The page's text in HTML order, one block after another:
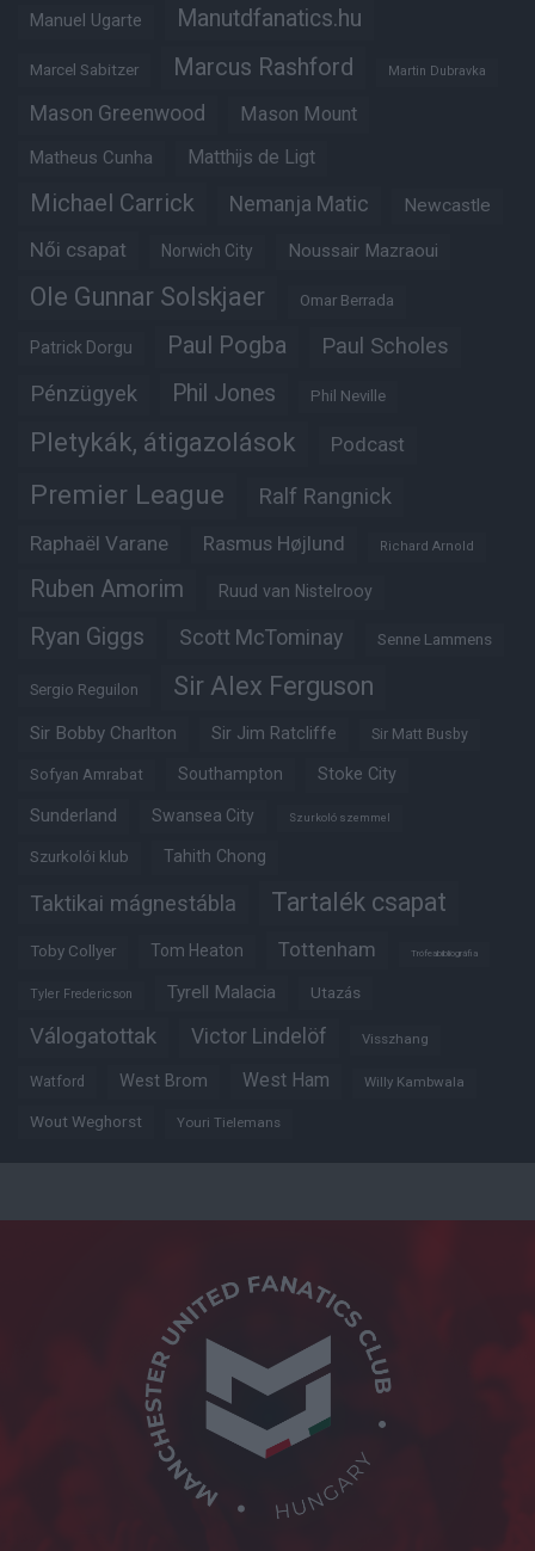
Manuel Ugarte Manutdfanatics.hu
Marcel Sabitzer Marcus Rashford Martin Dubravka
Mason Greenwood Mason Mount
Matheus Cunha Matthijs de Ligt
Michael Carrick Nemanja Matic Newcastle
Női csapat Norwich City Noussair Mazraoui
Ole Gunnar Solskjaer Omar Berrada
Patrick Dorgu Paul Pogba Paul Scholes
Pénzügyek Phil Jones Phil Neville
Pletykák, átigazolások Podcast
Premier League Ralf Rangnick
Raphaël Varane Rasmus Højlund Richard Arnold
Ruben Amorim Ruud van Nistelrooy
Ryan Giggs Scott McTominay Senne Lammens
Sergio Reguilon Sir Alex Ferguson
Sir Bobby Charlton Sir Jim Ratcliffe Sir Matt Busby
Sofyan Amrabat Southampton Stoke City
Sunderland Swansea City Szurkoló szemmel
Szurkolói klub Tahith Chong
Taktikai mágnestábla Tartalék csapat
Toby Collyer Tom Heaton Tottenham Trófeabibliográfia
Tyler Fredericson Tyrell Malacia Utazás
Válogatottak Victor Lindelöf Visszhang
Watford West Brom West Ham Willy Kambwala
Wout Weghorst Youri Tielemans